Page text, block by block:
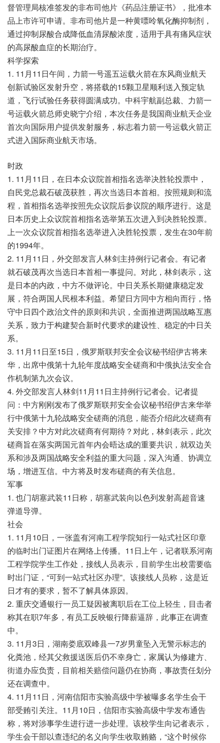
督管理局核准签发的非布司他片《药品注册证书》，批准本
品上市许可申请。非布司他片是一种黄嘌呤氧化酶抑制剂，
通过抑制尿酸合成降低血清尿酸浓度，适用于具有痛风症状
的高尿酸血症的长期治疗。
科学探索
1. 11月11日午间，力箭一号遥五运载火箭在东风商业航天
创新试验区发射升空，将搭载的15颗卫星顺利送入预定轨
道，飞行试验任务获得圆满成功。中科宇航副总裁、力箭一
号运载火箭总师史晓宁介绍，本次任务是我国商业航天企业
首次向国际用户提供发射服务，标志着力箭一号运载火箭正
式进入国际商业航天市场。
时政
1. 11月11日，在日本众议院首相指名选举决胜轮投票中，
自民党总裁石破茂获胜，再次当选日本首相。按照规则和流
程，首相指名选举按照先众议院后参议院的顺序进行。这是
日本历史上众议院首相指名选举第五次进入到决胜轮投票。
上一次众议院首相指名选举进入决胜轮投票，发生在30年前
的1994年。
2. 11月11日，外交部发言人林剑主持例行记者会。有记者
就石破茂再次当选日本首相一事提问。对此，林剑表示，这
是日本的内政，中方不做评论。中日关系长期健康稳定发
展，符合两国人民根本利益。希望日方同中方相向而行，恪
守中日四个政治文件的原则和共识，全面推进两国战略互惠
关系，致力于构建契合新时代要求的建设性、稳定的中日关
系。
3. 11月11日至15日，俄罗斯联邦安全会议秘书绍伊古将来
华，出席中俄第十九轮年度战略安全磋商和中俄执法安全合
作机制第九次会议。
4. 外交部发言人林剑11月11日主持例行记者会。记者提
问：中方刚刚发布了俄罗斯联邦安全会议秘书绍伊古来华举
行中俄第十九轮战略安全磋商的消息，能否介绍此次磋商有
关安排？中方对此次磋商有何期待？对此，林剑表示，此次
磋商旨在落实两国元首年内会晤达成的重要共识，就双边关
系和涉及两国战略安全利益的重大问题，深入沟通、协调立
场，增进互信。中方将及时发布磋商的有关信息。
军事
1. 也门胡塞武装11日称，胡塞武装向以色列发射高超音速
弹道导弹。
社会
1. 11月10日，一张盖有河南工程学院知行一站式社区印章
的临时出门证图片在网络上传播。11日上午，记者联系河南
工程学院学生工作处，接线人员表示，目前学生出校需要临
时出门证，“可到一站式社区办理”。该接线人员称，这是近
日才有的要求，暂不了解具体原因。
2. 重庆交通银行一员工疑因被离职后在工位上轻生，目击者
称其在职7年多，有员工反映银行降薪逼辞，此事正在调查
中。
3. 11月3日，湖南娄底双峰县一7岁男童坠入无警示标志的
化粪池，经其父救援送医后仍不幸身亡，家属认为修建方、
街道办应负责，目前相关赔偿问题仍在协商，事故责任划分
还在调查中。
4. 11月11日，河南信阳市实验高级中学被曝多名学生会干
部受贿引关注。11月10日，信阳市实验高级中学发布通告
称，将对涉事学生进行进一步处理。该校学生向记者表示，
学生会干部以查违纪的名义向学生收取贿赂，“这个时候你